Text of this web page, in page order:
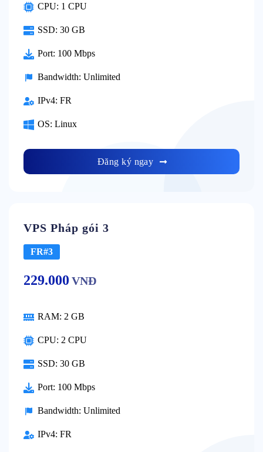
CPU: 1 CPU
SSD: 30 GB
Port: 100 Mbps
Bandwidth: Unlimited
IPv4: FR
OS: Linux
Đăng ký ngay
VPS Pháp gói 3
FR#3
229.000 VNĐ
RAM: 2 GB
CPU: 2 CPU
SSD: 30 GB
Port: 100 Mbps
Bandwidth: Unlimited
IPv4: FR